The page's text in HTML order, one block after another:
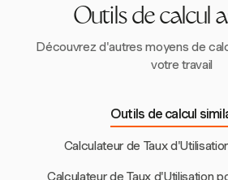
Outils de calcul
Découvrez d'autres moyens de
votre travail
Outils de calcul
Calculateur de Taux
Calculateur de Taux d'Utilisation